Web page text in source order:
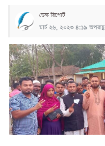
ডেস্ক রিপোর্ট
মার্চ ২৬, ২০২৩ ৪:১৯ অপরাহ্ণ